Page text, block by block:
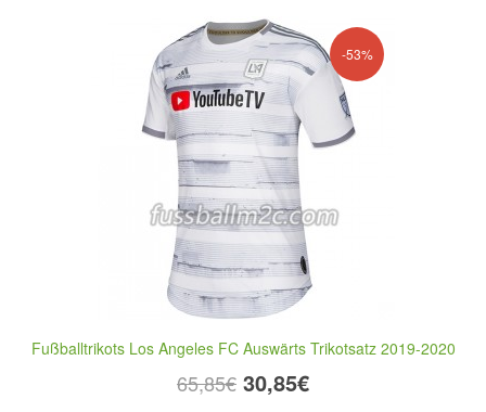
-53%
Fußballtrikots Los Angeles FC Auswärts Trikotsatz 2019-2020
65,85€ 30,85€